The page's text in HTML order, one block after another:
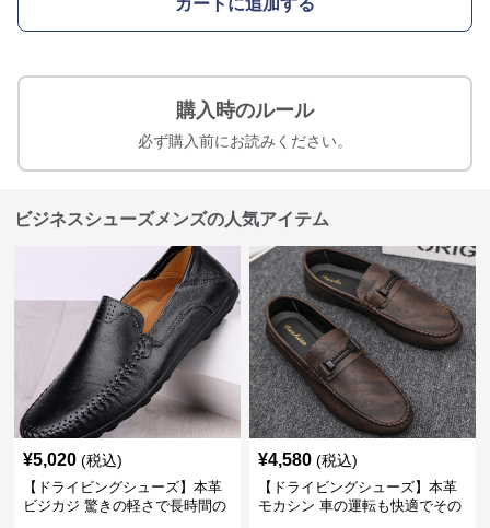
カートに追加する
購入時のルール
必ず購入前にお読みください。
ビジネスシューズメンズの人気アイテム
¥5,020 (税込)
【ドライビングシューズ】本革
ビジカジ 驚きの軽さで長時間の
¥4,580 (税込)
【ドライビングシューズ】本革
モカシン 車の運転も快適でその